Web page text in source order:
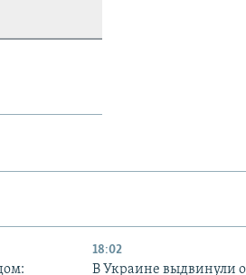
18:02
В Украине выдвинули